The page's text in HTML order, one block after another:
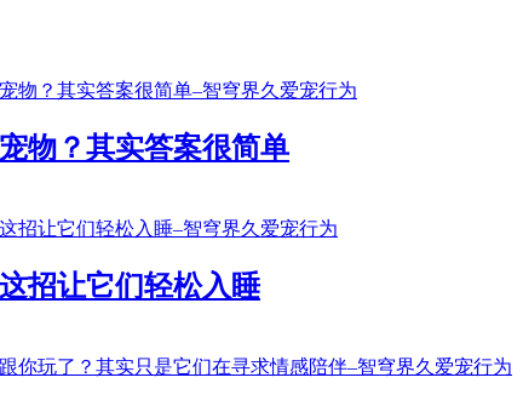
物？其实答案很简单
招让它们轻松入睡